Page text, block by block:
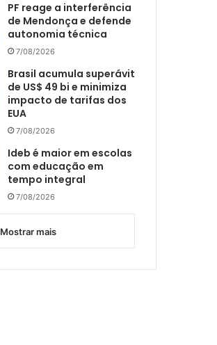
PF reage a interferência
de Mendonça e defende
autonomia técnica
7/08/2026
Brasil acumula superávit
de US$ 49 bi e minimiza
impacto de tarifas dos
EUA
7/08/2026
Ideb é maior em escolas
com educação em
tempo integral
7/08/2026
Mostrar mais